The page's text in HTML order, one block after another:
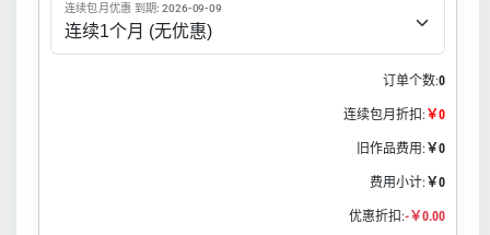
连续包月优惠 到期: 2026-09-09
订单个数:0
连续包月折扣: ￥0
旧作品费用: ￥0
费用小计: ￥0
优惠折扣:-￥0.00